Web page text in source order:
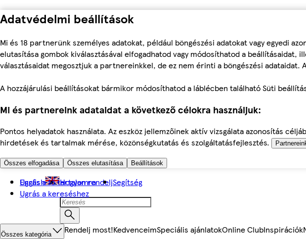
Adatvédelmi beállítások
Mi és 18 partnerünk személyes adatokat, például böngészési adatokat vagy egyedi
elutasítása gombok kiválasztásával elfogadhatod vagy módosíthatod a beállításaidat,
választásaidat megosztjuk a partnereinkkel, de ez nem érinti a böngészési
A hozzájárulási beállításokat bármikor módosíthatod a láblécben található Süti
Mi és partnereink adataidat a következő célokra használjuk:
Pontos helyadatok használata. Az eszköz jellemzőinek aktív vizsgálata azonosítás
hirdetések és tartalmak mérése, közönségkutatás és szolgáltatásfejlesztés.
Összes elfogadása Összes elutasítása Beállítások
Ugrás a fő tartalomra
Ugrás a kereséshez
English Hogyan rendeljSegítség
Összes kategória Rendelj most!KedvenceimSpeciális ajánlatokOnline ClubInspirációk